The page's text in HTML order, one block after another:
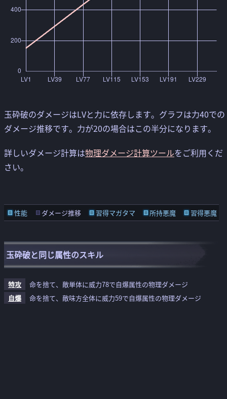
玉砕破のダメージはLVと力に依存します。グラフは力40での
ダメージ推移です。力が20の場合はこの半分になります。
詳しいダメージ計算は物理ダメージ計算ツールをご利用くだ
さい。
性能 ダメージ推移 習得マガタマ 所持悪魔 習得悪魔
玉砕破と同じ属性のスキル
特攻
命を捨て、敵単体に威力78で自爆属性の物理ダメージ
自爆
命を捨て、敵味方全体に威力59で自爆属性の物理ダメージ